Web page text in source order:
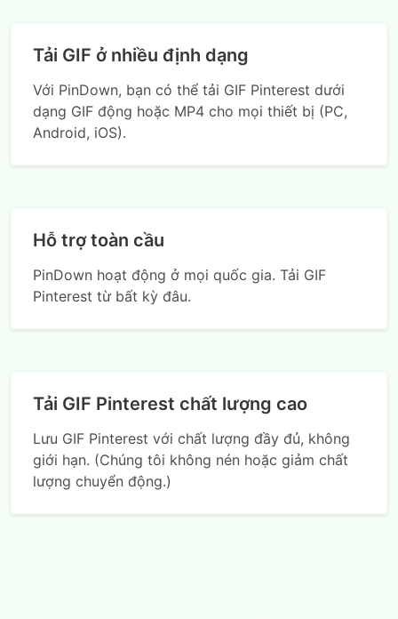
Tải GIF ở nhiều định dạng
Với PinDown, bạn có thể tải GIF Pinterest dưới
dạng GIF động hoặc MP4 cho mọi thiết bị (PC,
Android, iOS).
Hỗ trợ toàn cầu
PinDown hoạt động ở mọi quốc gia. Tải GIF
Pinterest từ bất kỳ đâu.
Tải GIF Pinterest chất lượng cao
Lưu GIF Pinterest với chất lượng đầy đủ, không
giới hạn. (Chúng tôi không nén hoặc giảm chất
lượng chuyển động.)